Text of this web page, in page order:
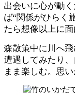
出会いに心が動
ば“関係がひらく
たら想像以上に面
森散策中に川へ
遭遇してみたり
まま楽しむ。思